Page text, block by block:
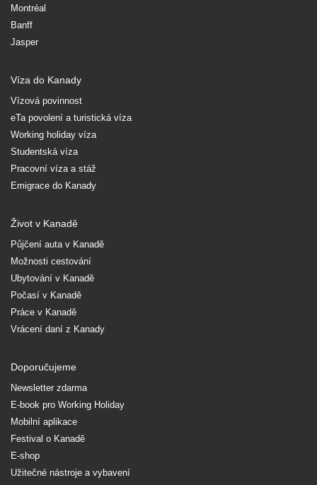
Montréal
Banff
Jasper
Víza do Kanady
Vízová povinnost
eTa povolení a turistická víza
Working holiday víza
Studentská víza
Pracovní víza a stáž
Emigrace do Kanady
Život v Kanadě
Půjčení auta v Kanadě
Možnosti cestování
Ubytování v Kanadě
Počasí v Kanadě
Práce v Kanadě
Vrácení daní z Kanady
Doporučujeme
Newsletter zdarma
E-book pro Working Holiday
Mobilní aplikace
Festival o Kanadě
E-shop
Užitečné nástroje a vybavení